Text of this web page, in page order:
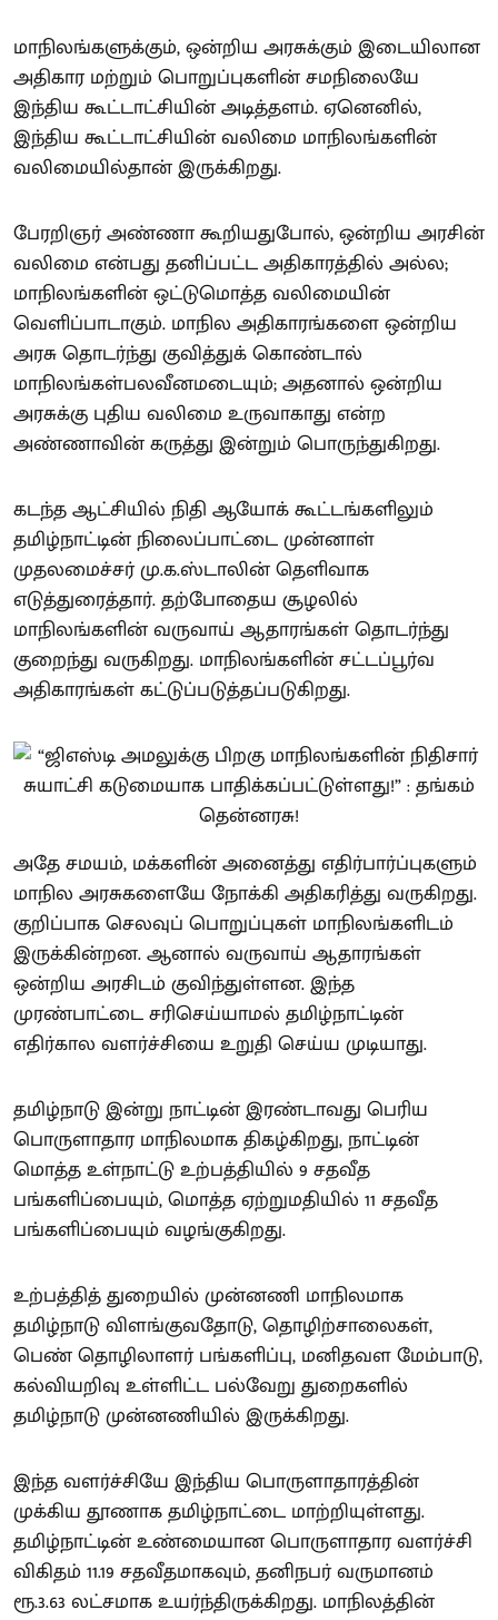
மாநிலங்களுக்கும், ஒன்றிய அரசுக்கும் இடையிலான
அதிகார மற்றும் பொறுப்புகளின் சமநிலையே
இந்திய கூட்டாட்சியின் அடித்தளம். ஏனெனில்,
இந்திய கூட்டாட்சியின் வலிமை மாநிலங்களின்
வலிமையில்தான் இருக்கிறது.
பேரறிஞர் அண்ணா கூறியதுபோல், ஒன்றிய அரசின்
வலிமை என்பது தனிப்பட்ட அதிகாரத்தில் அல்ல;
மாநிலங்களின் ஒட்டுமொத்த வலிமையின்
வெளிப்பாடாகும். மாநில அதிகாரங்களை ஒன்றிய
அரசு தொடர்ந்து குவித்துக் கொண்டால்
மாநிலங்கள்பலவீனமடையும்; அதனால் ஒன்றிய
அரசுக்கு புதிய வலிமை உருவாகாது என்ற
அண்ணாவின் கருத்து இன்றும் பொருந்துகிறது.
கடந்த ஆட்சியில் நிதி ஆயோக் கூட்டங்களிலும்
தமிழ்நாட்டின் நிலைப்பாட்டை முன்னாள்
முதலமைச்சர் மு.க.ஸ்டாலின் தெளிவாக
எடுத்துரைத்தார். தற்போதைய சூழலில்
மாநிலங்களின் வருவாய் ஆதாரங்கள் தொடர்ந்து
குறைந்து வருகிறது. மாநிலங்களின் சட்டப்பூர்வ
அதிகாரங்கள் கட்டுப்படுத்தப்படுகிறது.
அதே சமயம், மக்களின் அனைத்து எதிர்பார்ப்புகளும்
மாநில அரசுகளையே நோக்கி அதிகரித்து வருகிறது.
குறிப்பாக செலவுப் பொறுப்புகள் மாநிலங்களிடம்
இருக்கின்றன. ஆனால் வருவாய் ஆதாரங்கள்
ஒன்றிய அரசிடம் குவிந்துள்ளன. இந்த
முரண்பாட்டை சரிசெய்யாமல் தமிழ்நாட்டின்
எதிர்கால வளர்ச்சியை உறுதி செய்ய முடியாது.
தமிழ்நாடு இன்று நாட்டின் இரண்டாவது பெரிய
பொருளாதார மாநிலமாக திகழ்கிறது, நாட்டின்
மொத்த உள்நாட்டு உற்பத்தியில் 9 சதவீத
பங்களிப்பையும், மொத்த ஏற்றுமதியில் 11 சதவீத
பங்களிப்பையும் வழங்குகிறது.
உற்பத்தித் துறையில் முன்னணி மாநிலமாக
தமிழ்நாடு விளங்குவதோடு, தொழிற்சாலைகள்,
பெண் தொழிலாளர் பங்களிப்பு, மனிதவள மேம்பாடு,
கல்வியறிவு உள்ளிட்ட பல்வேறு துறைகளில்
தமிழ்நாடு முன்னணியில் இருக்கிறது.
இந்த வளர்ச்சியே இந்திய பொருளாதாரத்தின்
முக்கிய தூணாக தமிழ்நாட்டை மாற்றியுள்ளது.
தமிழ்நாட்டின் உண்மையான பொருளாதார வளர்ச்சி
விகிதம் 11.19 சதவீதமாகவும், தனிநபர் வருமானம்
ரூ.3.63 லட்சமாக உயர்ந்திருக்கிறது. மாநிலத்தின்